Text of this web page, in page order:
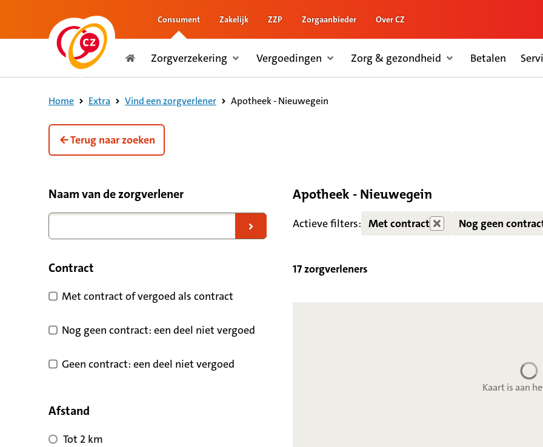
de inhoud
Consument Zakelijk ZZP Zorgaanbieder Over CZ
Consument
Zorgverzekering Vergoedingen Zorg & gezondheid Betalen
Home Extra Vind een zorgverlener Apotheek - Nieuwegein
Terug naar zoeken
Apotheek - Nieuwegein
Naar zoekresultaten
Filteropties voor zorgverleners
Naam van de zorgverlener
Contract
Met contract of vergoed als contract
Nog geen contract: een deel niet vergoed
Geen contract: een deel niet vergoed
Afstand
Tot 2 km
Actieve filters: Met contract Nog geen
Kaart is aan
17 zorgverleners